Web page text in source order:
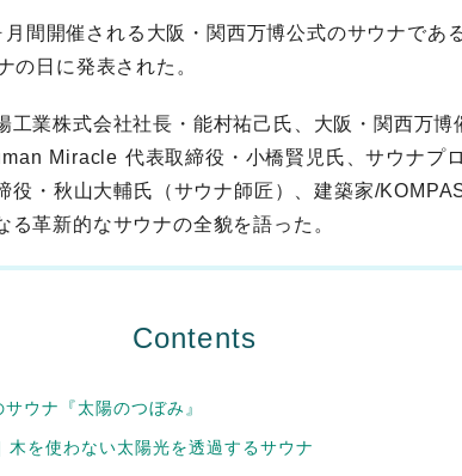
間開催される大阪・関西万博公式のサウナであ
の日に発表された。
工業株式会社社長・能村祐己氏、大阪・関西万博
Miracle 代表取締役・小橋賢児氏、サウナプ
役・秋山大輔氏（サウナ師匠）、建築家/
る革新的なサウナの全貌を語った。
Contents
ウナ『太陽のつぼみ』
を使わない太陽光を透過するサウナ